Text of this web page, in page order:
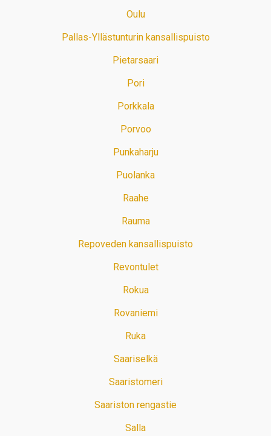
Oulu
Pallas-Yllästunturin kansallispuisto
Pietarsaari
Pori
Porkkala
Porvoo
Punkaharju
Puolanka
Raahe
Rauma
Repoveden kansallispuisto
Revontulet
Rokua
Rovaniemi
Ruka
Saariselkä
Saaristomeri
Saariston rengastie
Salla